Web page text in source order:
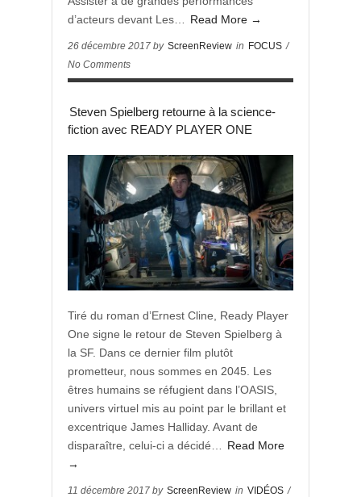
d’acteurs devant Les…
Read More →
26 décembre 2017 by ScreenReview in FOCUS /
No Comments
Steven Spielberg retourne à la science-
fiction avec READY PLAYER ONE
Tiré du roman d’Ernest Cline, Ready Player
One signe le retour de Steven Spielberg à
la SF. Dans ce dernier film plutôt
prometteur, nous sommes en 2045. Les
êtres humains se réfugient dans l’OASIS,
univers virtuel mis au point par le brillant et
excentrique James Halliday. Avant de
disparaître, celui-ci a décidé…
Read More
→
11 décembre 2017 by ScreenReview in VIDÉOS /